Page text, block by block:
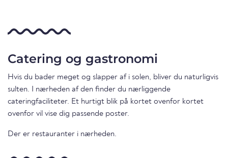
Catering og gastronomi
Hvis du bader meget og slapper af i solen, bliver du naturligvis
sulten. I nærheden af den finder du nærliggende
cateringfaciliteter. Et hurtigt blik på kortet ovenfor kortet
ovenfor vil vise dig passende poster.
Der er restauranter i nærheden.